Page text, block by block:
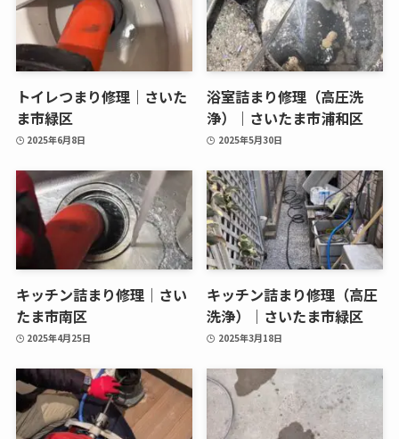
トイレつまり修理｜さいた
ま市緑区
2025年6月8日
浴室詰まり修理（高圧洗
浄）｜さいたま市浦和区
2025年5月30日
キッチン詰まり修理｜さい
たま市南区
2025年4月25日
キッチン詰まり修理（高圧
洗浄）｜さいたま市緑区
2025年3月18日